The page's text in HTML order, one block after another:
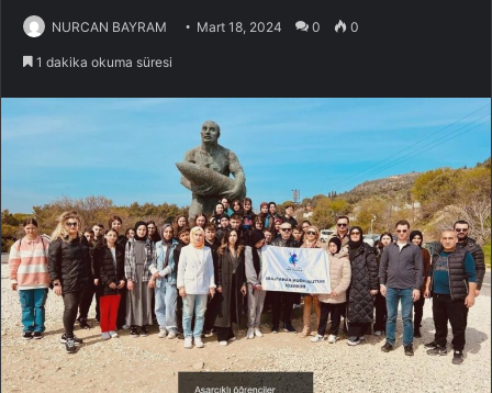
NURCAN BAYRAM Mart 18, 2024 0 0
1 dakika okuma süresi